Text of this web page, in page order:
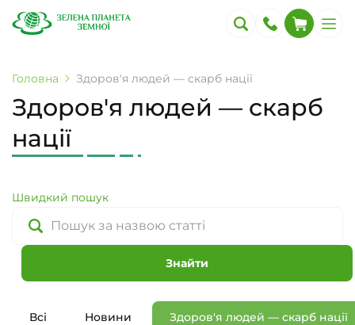
Головна Здоров'я людей — скарб нації
Здоров'я людей — скарб
нації
Швидкий пошук
Знайти
Всі Новини Здоров'я людей — скарб нації